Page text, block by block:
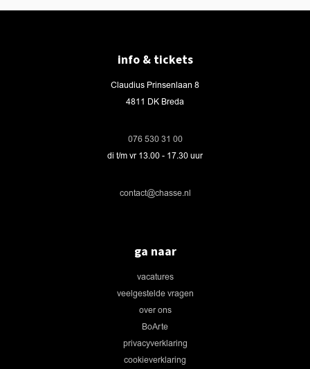
info & tickets
Claudius Prinsenlaan 8
4811 DK Breda
076 530 31 00
di t/m vr 13.00 - 17.30 uur
contact@chasse.nl
ga naar
vacatures
veelgestelde vragen
over ons
BoArte
privacyverklaring
cookieverklaring